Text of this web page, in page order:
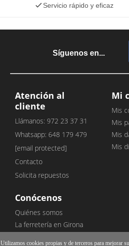
Servicio rápido y eficaz
Síguenos en...
Atención al
cliente
Llámanos: 972 23 37 31
Whatsapp: 648 179 479
[email protected]
Contacto
Solicita repuestos
Conócenos
Quiénes somos
La ferretería en Girona
Mi
Mis
Mis
Mis
Mis
Utilizamos cookies propias y de terceros para mejorar